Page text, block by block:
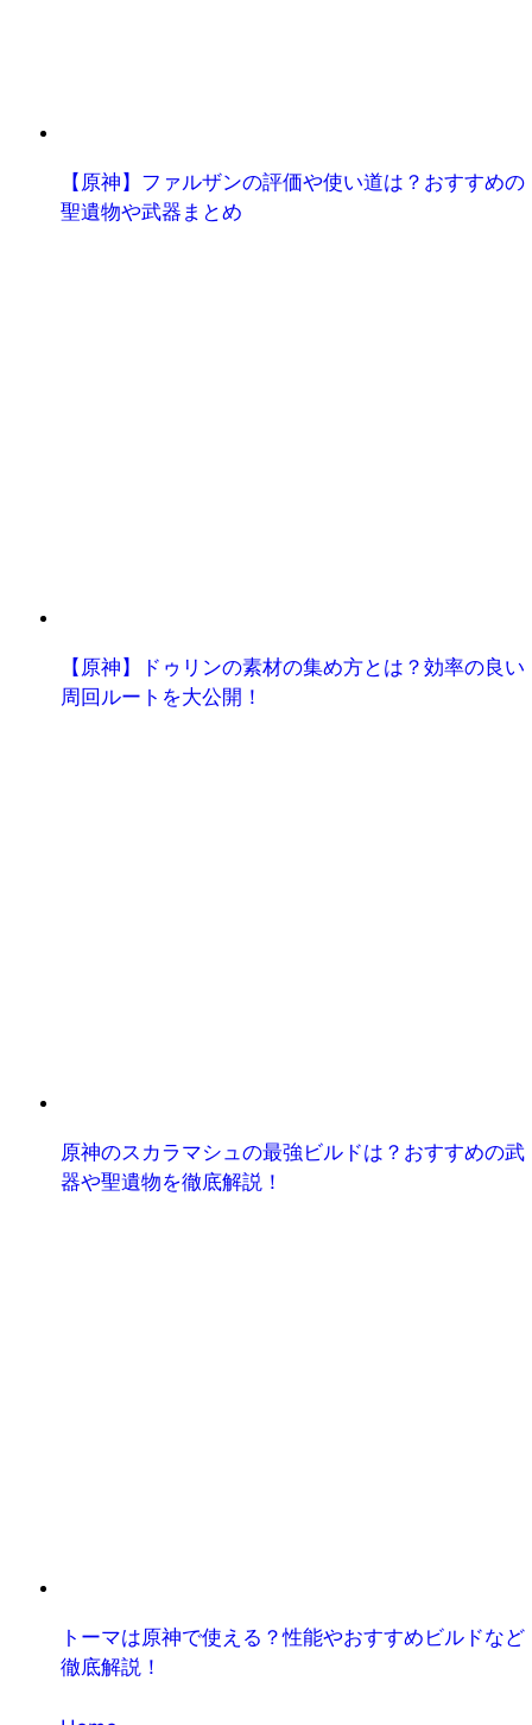
【原神】ファルザンの評価や使い道は？おすすめの
聖遺物や武器まとめ
【原神】ドゥリンの素材の集め方とは？効率の良い
周回ルートを大公開！
原神のスカラマシュの最強ビルドは？おすすめの武
器や聖遺物を徹底解説！
トーマは原神で使える？性能やおすすめビルドなど
徹底解説！